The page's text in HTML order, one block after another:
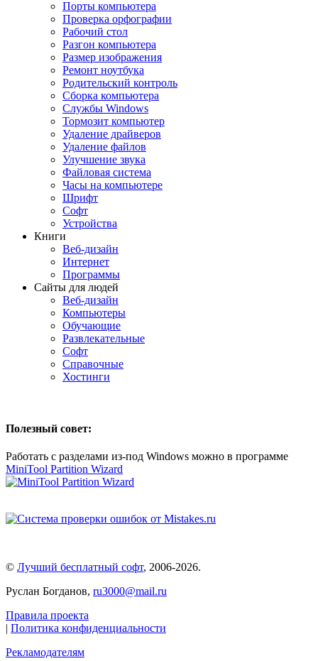
Порты компьютера
Проверка орфографии
Рабочий стол
Разгон компьютера
Размер изображения
Ремонт ноутбука
Родительский контроль
Сборка компьютера
Службы Windows
Тормозит компьютер
Удаление драйверов
Удаление файлов
Улучшение звука
Файловая система
Часы на компьютере
Шрифт
Софт
Устройства
Книги
Веб-дизайн
Интернет
Программы
Сайты для людей
Веб-дизайн
Компьютеры
Обучающие
Развлекательные
Софт
Справочные
Хостинги
Полезный совет:
Работать с разделами из-под Windows можно в программе
MiniTool Partition Wizard
© Лучший бесплатный софт, 2006-2026.
Руслан Богданов, ru3000@mail.ru
Правила проекта
| Политика конфиденциальности
Рекламодателям